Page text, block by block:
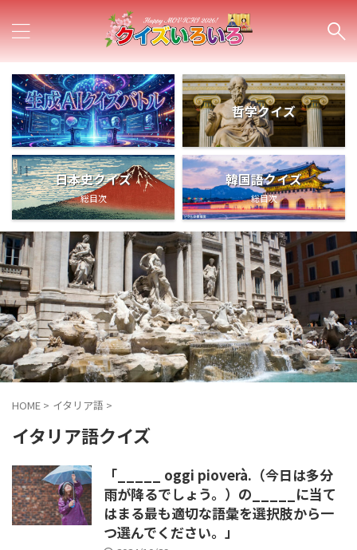
哲学クイズ
日本史クイズ
総目次
韓国語クイズ
総目次
HOME > イタリア語 >
イタリア語クイズ
「_____ oggi pioverà.（今日は多分
雨が降るでしょう。）の_____に当て
はまる最も適切な語彙を選択肢から一
つ選んでください。」